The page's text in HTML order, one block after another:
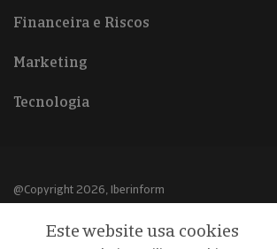
Financeira e Riscos
Marketing
Tecnologia
@Copyright 2026, Iberinform
Aviso legalEste website usa cookies